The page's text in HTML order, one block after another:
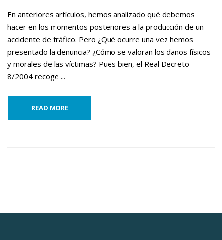
En anteriores artículos, hemos analizado qué debemos
hacer en los momentos posteriores a la producción de un
accidente de tráfico. Pero ¿Qué ocurre una vez hemos
presentado la denuncia? ¿Cómo se valoran los daños físicos
y morales de las víctimas? Pues bien, el Real Decreto
8/2004 recoge ...
READ MORE